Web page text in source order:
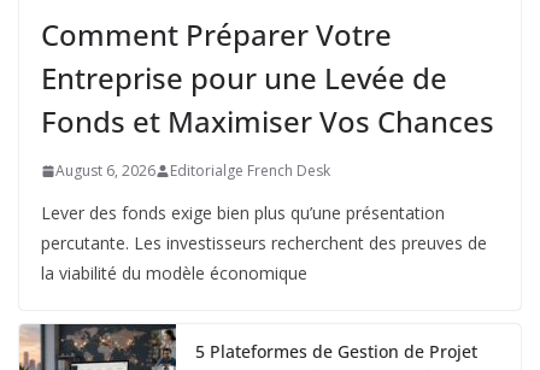
Comment Préparer Votre
Entreprise pour une Levée de
Fonds et Maximiser Vos Chances
August 6, 2026 Editorialge French Desk
Lever des fonds exige bien plus qu’une présentation
percutante. Les investisseurs recherchent des preuves de
la viabilité du modèle économique
5 Plateformes de Gestion de Projet